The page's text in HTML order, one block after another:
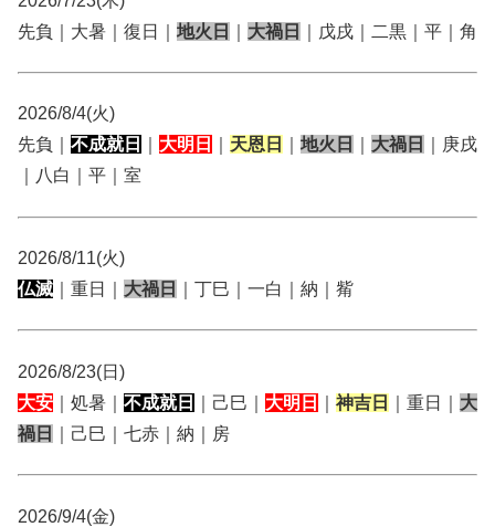
先負｜大暑｜復日｜ 地火日 大禍日 ｜戊戌｜二黒｜平｜角
2026/8/4(火)
先負｜ 不成就日 大明日 天恩日 地火日 大禍日
｜庚戌
｜八白｜平｜室
2026/8/11(火)
仏滅 ｜重日｜ 大禍日 ｜丁巳｜一白｜納｜觜
2026/8/23(日)
大安 ｜処暑｜ 不成就日 ｜己巳｜ 大明日 神吉日 ｜重日｜ 大
禍日
｜己巳｜七赤｜納｜房
2026/9/4(金)